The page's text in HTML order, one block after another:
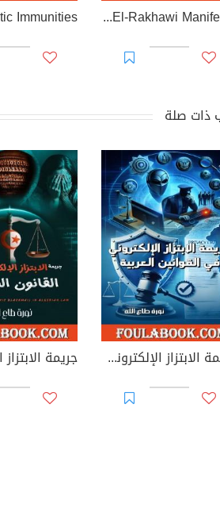
Prisoner of Perception: The El-Rakhawi Manifesto
ذات صلة
جريمة الابتزاز الإلكتروني في القوانين العربية